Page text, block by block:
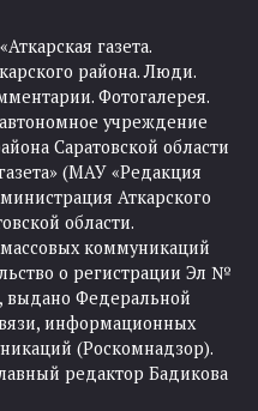
газета.
района. Люди.
Фотогалерея.
учреждение
Саратовской области
(МАУ «Редакция
Аткарского
области.
коммуникаций
о регистрации Эл №
выдано Федеральной
информационных
(Роскомнадзор).
редактор Бадикова